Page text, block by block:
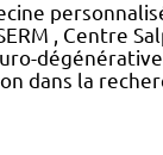
, Centre
dans la